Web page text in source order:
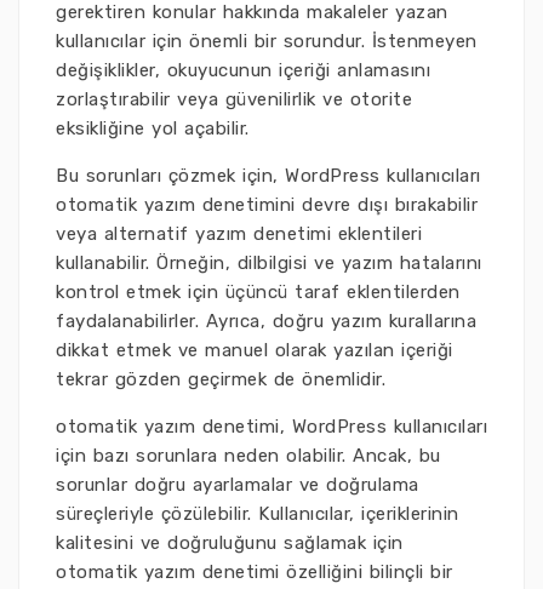
gerektiren konular hakkında makaleler yazan
kullanıcılar için önemli bir sorundur. İstenmeyen
değişiklikler, okuyucunun içeriği anlamasını
zorlaştırabilir veya güvenilirlik ve otorite
eksikliğine yol açabilir.
Bu sorunları çözmek için, WordPress kullanıcıları
otomatik yazım denetimini devre dışı bırakabilir
veya alternatif yazım denetimi eklentileri
kullanabilir. Örneğin, dilbilgisi ve yazım hatalarını
kontrol etmek için üçüncü taraf eklentilerden
faydalanabilirler. Ayrıca, doğru yazım kurallarına
dikkat etmek ve manuel olarak yazılan içeriği
tekrar gözden geçirmek de önemlidir.
otomatik yazım denetimi, WordPress kullanıcıları
için bazı sorunlara neden olabilir. Ancak, bu
sorunlar doğru ayarlamalar ve doğrulama
süreçleriyle çözülebilir. Kullanıcılar, içeriklerinin
kalitesini ve doğruluğunu sağlamak için
otomatik yazım denetimi özelliğini bilinçli bir